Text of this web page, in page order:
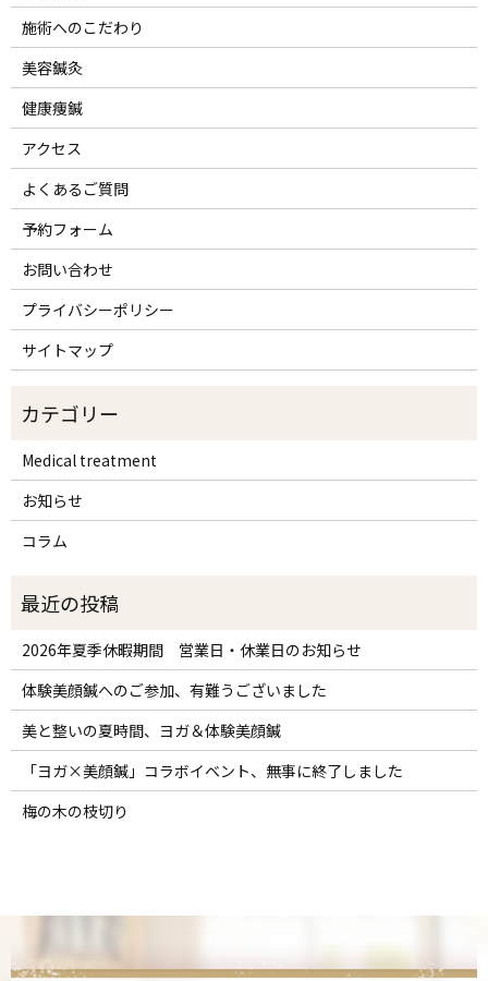
施術へのこだわり
美容鍼灸
健康痩鍼
アクセス
よくあるご質問
予約フォーム
お問い合わせ
プライバシーポリシー
サイトマップ
Medical treatment
お知らせ
コラム
2026年夏季休暇期間 営業日・休業日のお知らせ
体験美顔鍼へのご参加、有難うございました
美と整いの夏時間、ヨガ＆体験美顔鍼
「ヨガ×美顔鍼」コラボイベント、無事に終了しました
梅の木の枝切り